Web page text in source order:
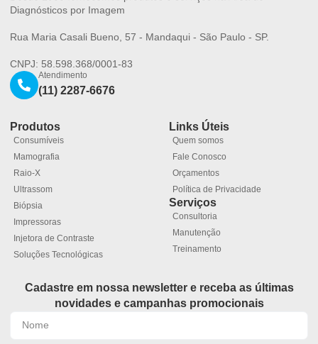
Diagnósticos por Imagem
Rua Maria Casali Bueno, 57 - Mandaqui - São Paulo - SP.
CNPJ: 58.598.368/0001-83
Atendimento
(11) 2287-6676
Produtos
Consumíveis
Mamografia
Raio-X
Ultrassom
Biópsia
Impressoras
Injetora de Contraste
Soluções Tecnológicas
Links Úteis
Quem somos
Fale Conosco
Orçamentos
Política de Privacidade
Serviços
Consultoria
Manutenção
Treinamento
Cadastre em nossa newsletter e receba as últimas
novidades e campanhas promocionais